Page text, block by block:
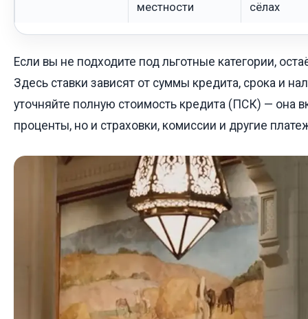
местности
сёлах
Если вы не подходите под льготные категории,
Здесь ставки зависят от суммы кредита, срока и
уточняйте полную стоимость кредита (ПСК) — она
проценты, но и страховки, комиссии и другие